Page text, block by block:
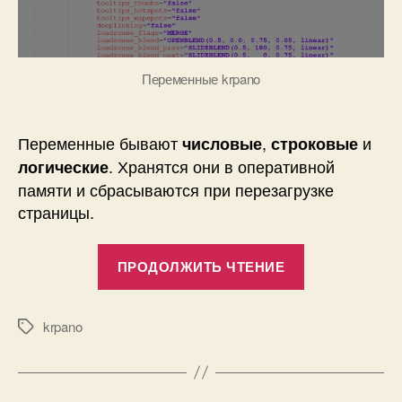
Переменные krpano
Переменные бываютчисловые, строковые и
логические. Хранятся они в оперативной
памяти и сбрасываются при перезагрузке
страницы.
ПРОДОЛЖИТЬ ЧТЕНИЕ
Меткиkrpano